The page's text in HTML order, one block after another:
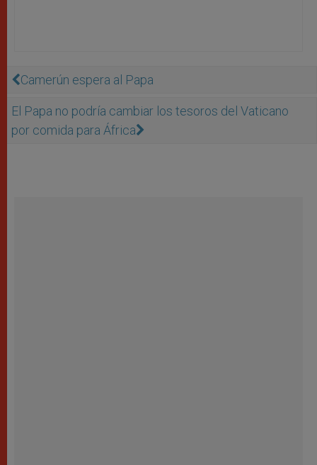
Camerún espera al Papa
El Papa no podría cambiar los tesoros del Vaticano
por comida para África